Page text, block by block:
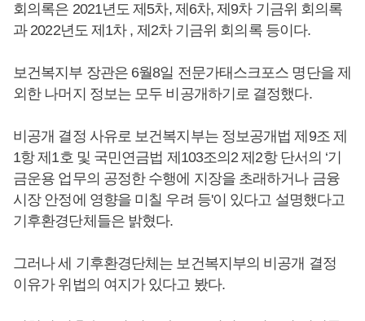
회의록은 2021년도 제5차, 제6차, 제9차 기금위 회의록
과 2022년도 제1차 , 제2차 기금위 회의록 등이다.
보건복지부 장관은 6월8일 전문가태스크포스 명단을 제
외한 나머지 정보는 모두 비공개하기로 결정했다.
비공개 결정 사유로 보건복지부는 정보공개법 제9조 제
1항 제1호 및 국민연금법 제103조의2 제2항 단서의 ‘기
금운용 업무의 공정한 수행에 지장을 초래하거나 금융
시장 안정에 영향을 미칠 우려 등'이 있다고 설명했다고
기후환경단체들은 밝혔다.
그러나 세 기후환경단체는 보건복지부의 비공개 결정
이유가 위법의 여지가 있다고 봤다.